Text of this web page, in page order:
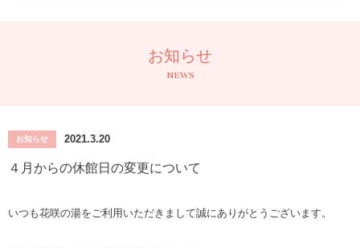
お知らせ
NEWS
お知らせ 2021.3.20
４月からの休館日の変更について
いつも花咲の湯をご利用いただきまして誠にありがとうございます。